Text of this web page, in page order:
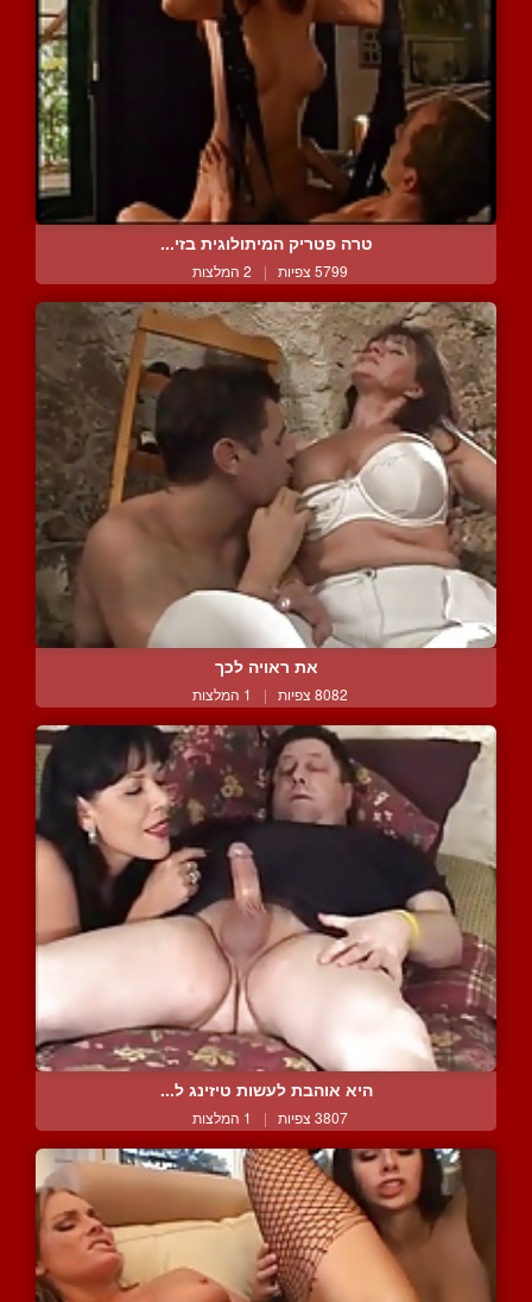
טרה פטריק המיתולוגית בזי...
5799 צפיות | 2 המלצות
את ראויה לכך
8082 צפיות | 1 המלצות
היא אוהבת לעשות טיזינג ל...
3807 צפיות | 1 המלצות